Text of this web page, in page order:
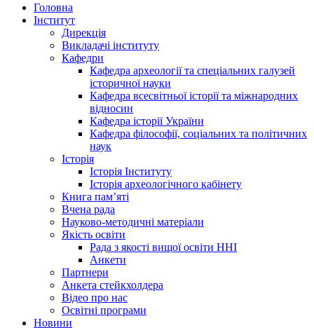
Головна
Інститут
Дирекція
Викладачі інституту
Кафедри
Кафедра археології та спеціальних галузей
історичної науки
Кафедра всесвітньої історії та міжнародних
відносин
Кафедра історії України
Кафедра філософії, соціальних та політичних
наук
Історія
Історія Інституту
Історія археологічного кабінету
Книга памʼяті
Вчена рада
Науково-методичні матеріали
Якість освіти
Рада з якості вищої освіти ННІ
Анкети
Партнери
Анкета стейкхолдера
Відео про нас
Освітні програми
Hовини